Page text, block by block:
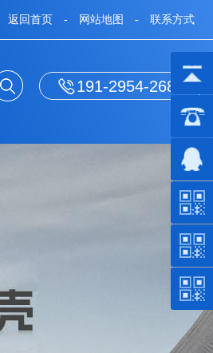
返回首页 - 网站地图 - 联系方式
191-2954-2688